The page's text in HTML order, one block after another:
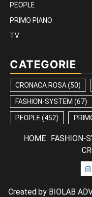
PEOPLE
PRIMO PIANO
TV
CATEGORIE
CRONACA ROSA(50)
FASHION-SYSTEM (67)
PEOPLE (452)
HOME FASHION-
Created by BIOLAB